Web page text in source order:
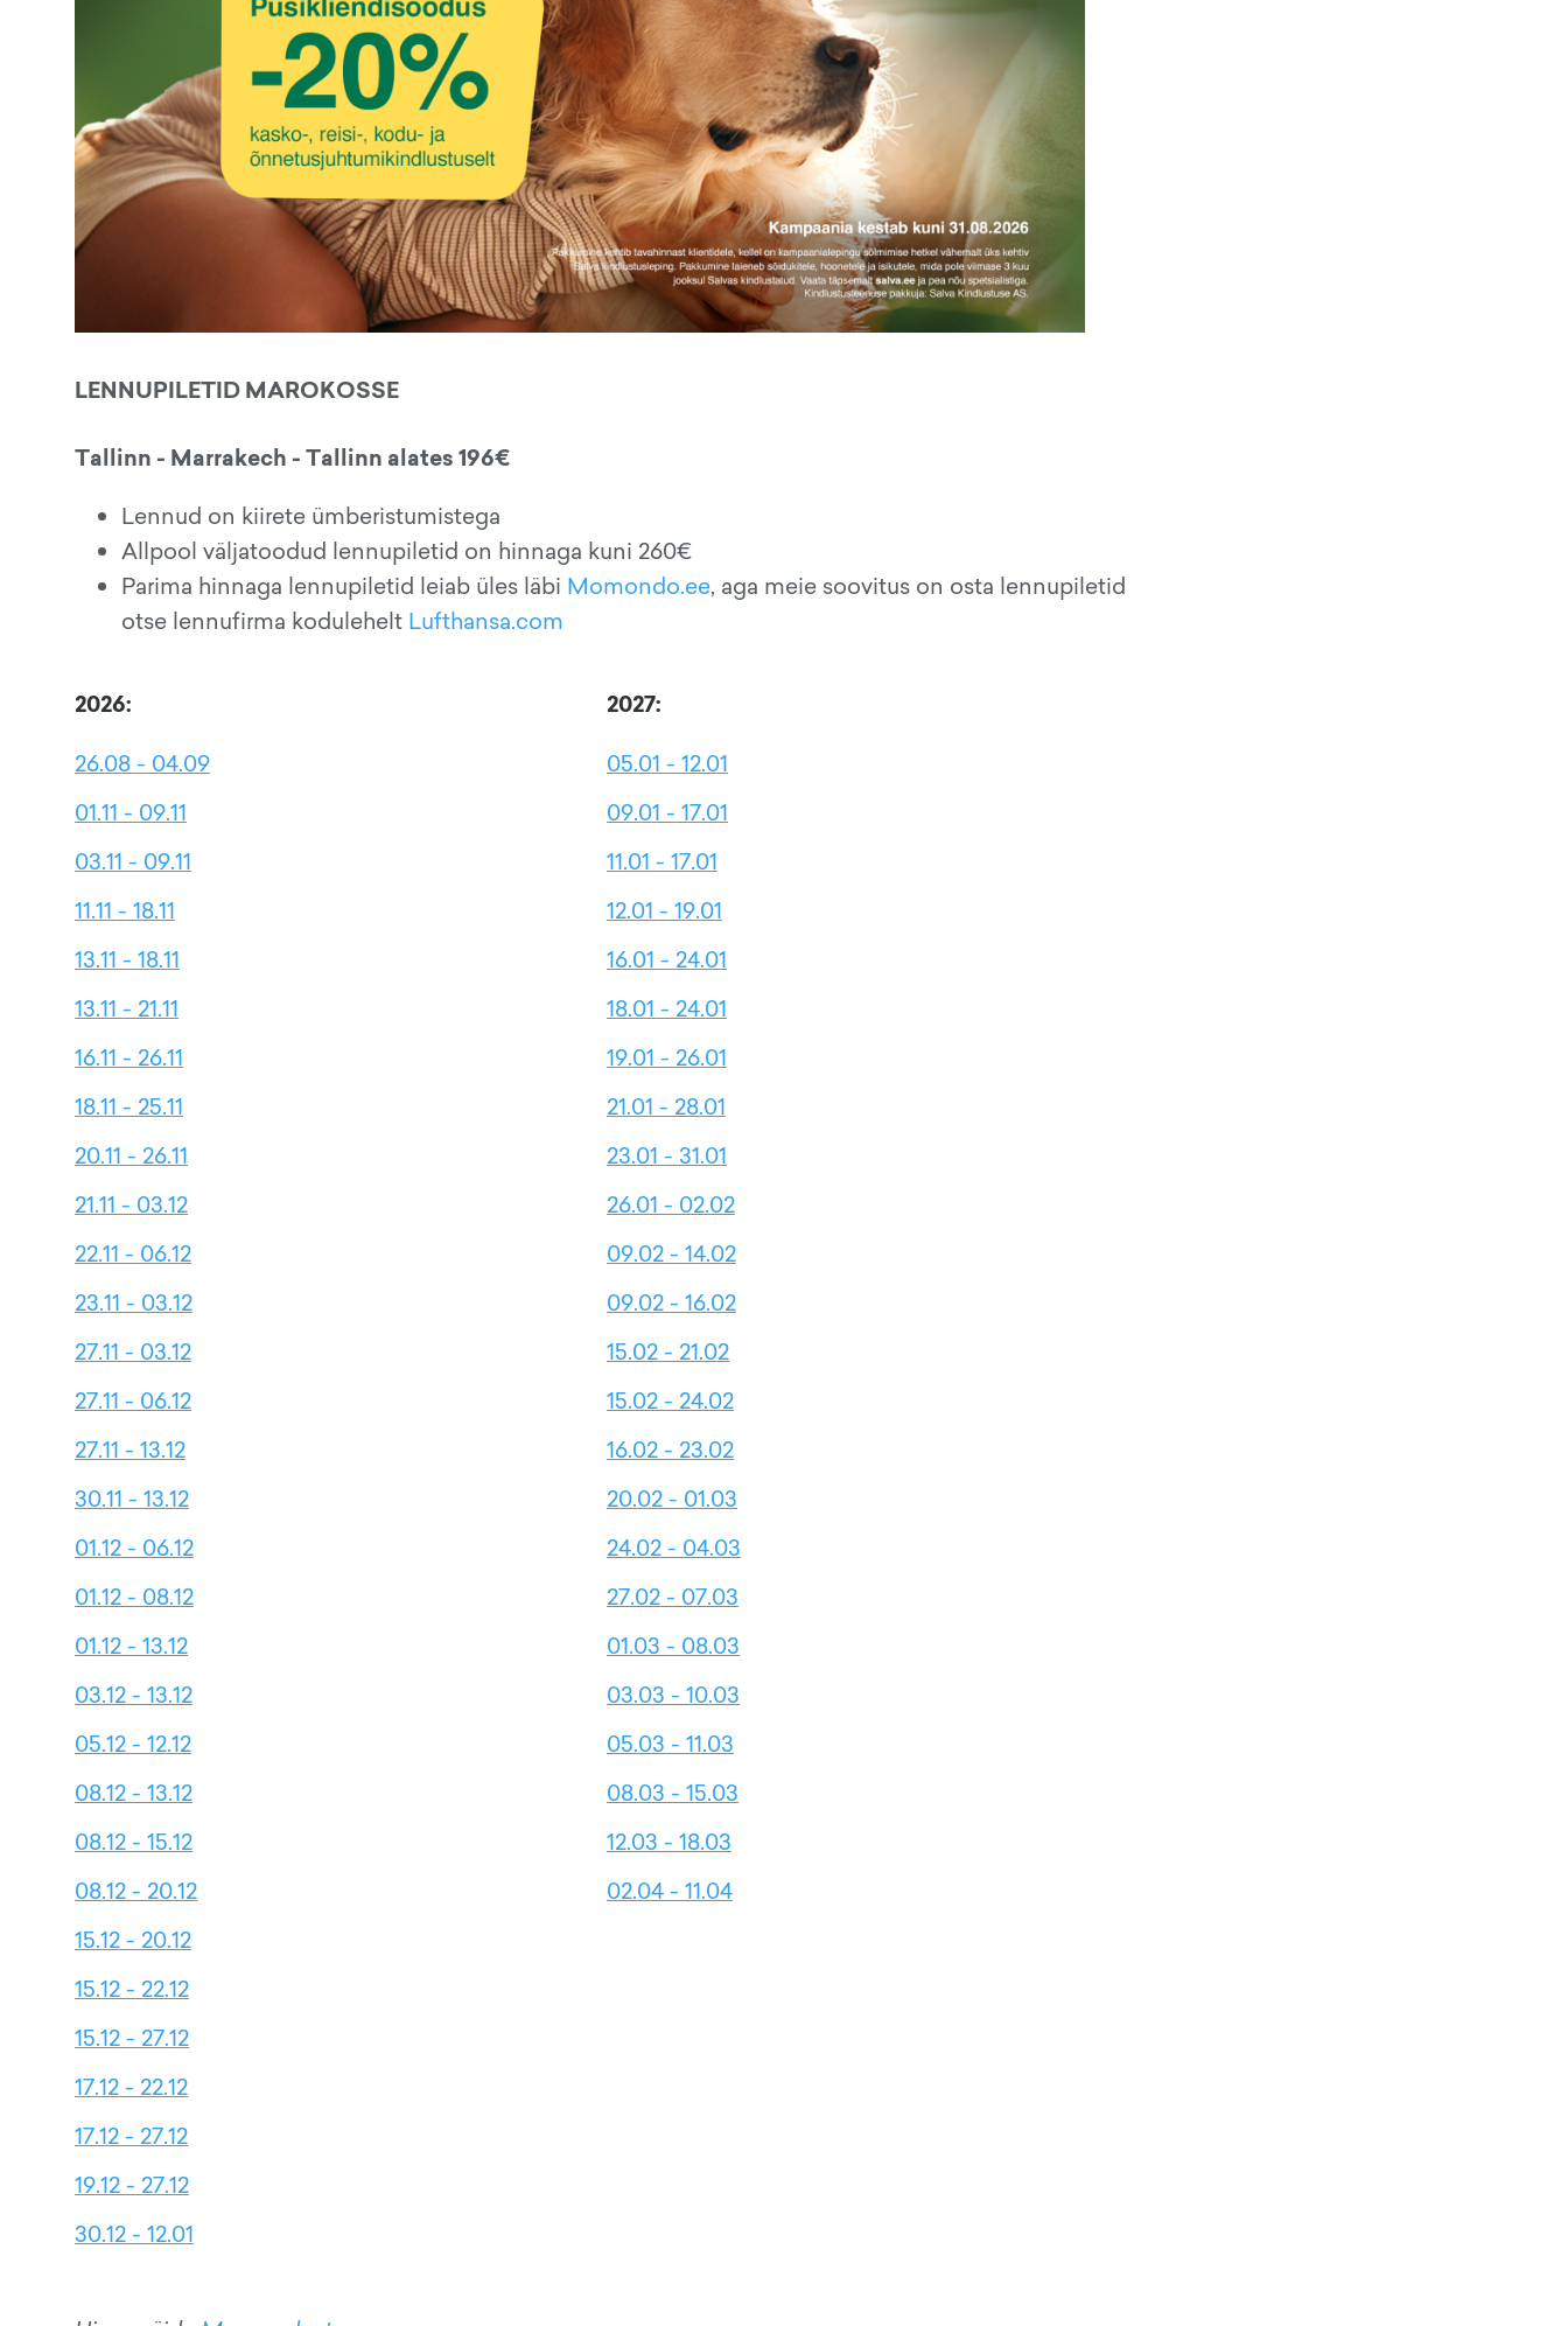
LENNUPILETID MAROKOSSE
Tallinn - Marrakech - Tallinn alates 196€
Lennud on kiirete ümberistumistega
Allpool väljatoodud lennupiletid on hinnaga kuni 260€
Parima hinnaga lennupiletid leiab üles läbi Momondo.ee, aga meie soovitus on osta lennupiletid
otse lennufirma kodulehelt Lufthansa.com
2026:
26.08 - 04.09
01.11 - 09.11
03.11 - 09.11
11.11 - 18.11
13.11 - 18.11
13.11 - 21.11
16.11 - 26.11
18.11 - 25.11
20.11 - 26.11
21.11 - 03.12
22.11 - 06.12
23.11 - 03.12
27.11 - 03.12
27.11 - 06.12
27.11 - 13.12
30.11 - 13.12
01.12 - 06.12
01.12 - 08.12
01.12 - 13.12
03.12 - 13.12
05.12 - 12.12
08.12 - 13.12
08.12 - 15.12
08.12 - 20.12
15.12 - 20.12
15.12 - 22.12
15.12 - 27.12
17.12 - 22.12
17.12 - 27.12
19.12 - 27.12
30.12 - 12.01
2027:
05.01 - 12.01
09.01 - 17.01
11.01 - 17.01
12.01 - 19.01
16.01 - 24.01
18.01 - 24.01
19.01 - 26.01
21.01 - 28.01
23.01 - 31.01
26.01 - 02.02
09.02 - 14.02
09.02 - 16.02
15.02 - 21.02
15.02 - 24.02
16.02 - 23.02
20.02 - 01.03
24.02 - 04.03
27.02 - 07.03
01.03 - 08.03
03.03 - 10.03
05.03 - 11.03
08.03 - 15.03
12.03 - 18.03
02.04 - 11.04